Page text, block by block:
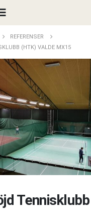
REFERENSER
(HTK) VALDE MX15